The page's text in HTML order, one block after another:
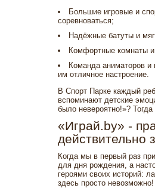
Большие игровые и
соревноваться;
Надёжные батуты и
Комфортные комнаты
Команда аниматоров и
им отличное настроение.
В Спорт Парке каждый
вспоминают детские
было невероятно!»?
«Играй.by» -
действительно
Когда мы в первый раз
для дня рождения, а
героями своих историй:
здесь просто невозможно!